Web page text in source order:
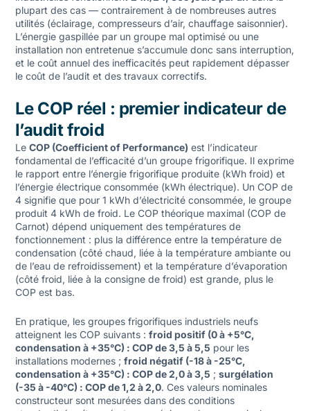
plupart des cas — contrairement à de nombreuses autres
utilités (éclairage, compresseurs d’air, chauffage saisonnier).
L’énergie gaspillée par un groupe mal optimisé ou une
installation non entretenue s’accumule donc sans interruption,
et le coût annuel des inefficacités peut rapidement dépasser
le coût de l’audit et des travaux correctifs.
Le COP réel : premier indicateur de
l’audit froid
Le COP (Coefficient of Performance) est l’indicateur
fondamental de l’efficacité d’un groupe frigorifique. Il exprime
le rapport entre l’énergie frigorifique produite (kWh froid) et
l’énergie électrique consommée (kWh électrique). Un COP de
4 signifie que pour 1 kWh d’électricité consommée, le groupe
produit 4 kWh de froid. Le COP théorique maximal (COP de
Carnot) dépend uniquement des températures de
fonctionnement : plus la différence entre la température de
condensation (côté chaud, liée à la température ambiante ou
de l’eau de refroidissement) et la température d’évaporation
(côté froid, liée à la consigne de froid) est grande, plus le
COP est bas.
En pratique, les groupes frigorifiques industriels neufs
atteignent les COP suivants : froid positif (0 à +5°C,
condensation à +35°C) : COP de 3,5 à 5,5 pour les
installations modernes ; froid négatif (-18 à -25°C,
condensation à +35°C) : COP de 2,0 à 3,5 ; surgélation
(-35 à -40°C) : COP de 1,2 à 2,0. Ces valeurs nominales
constructeur sont mesurées dans des conditions